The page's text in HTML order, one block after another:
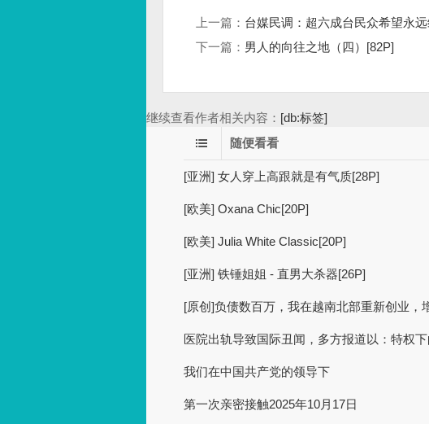
上一篇： 台媒民调：超六成台民众希望永
下一篇： 男人的向往之地（四）[82P]
继续查看作者相关内容： [db:标签]
随便看看
[亚洲] 女人穿上高跟就是有气质[28P]
[欧美] Oxana Chic[20P]
[欧美] Julia White Classic[20P]
[亚洲] 铁锤姐姐 - 直男大杀器[26P]
[原创]负债数百万，我在越南北部重新创业，
医院出轨导致国际丑闻，多方报道以：特权
我们在中国共产党的领导下
第一次亲密接触2025年10月17日